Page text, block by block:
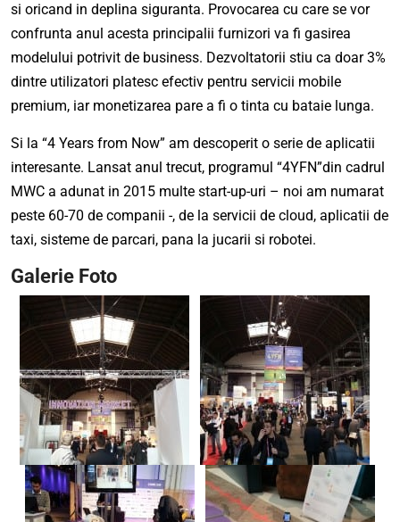
si oricand in deplina siguranta. Provocarea cu care se vor
confrunta anul acesta principalii furnizori va fi gasirea
modelului potrivit de business. Dezvoltatorii stiu ca doar 3%
dintre utilizatori platesc efectiv pentru servicii mobile
premium, iar monetizarea pare a fi o tinta cu bataie lunga.
Si la “4 Years from Now” am descoperit o serie de aplicatii
interesante. Lansat anul trecut, programul “4YFN”din cadrul
MWC a adunat in 2015 multe start-up-uri – noi am numarat
peste 60-70 de companii -, de la servicii de cloud, aplicatii de
taxi, sisteme de parcari, pana la jucarii si robotei.
Galerie Foto